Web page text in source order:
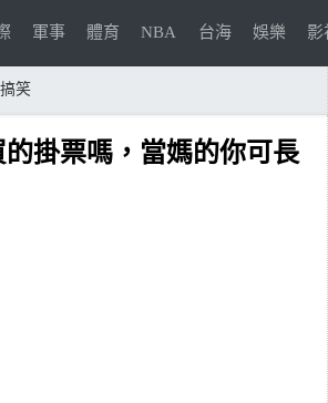
軍事 體育 NBA 台海 娛樂 影
搞笑
掛票嗎，當媽的你可長